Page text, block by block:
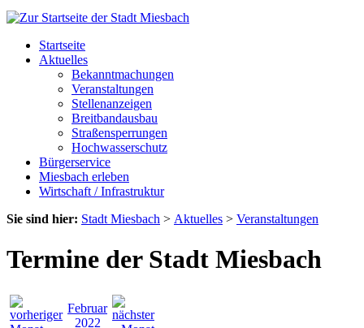
Startseite
Aktuelles
Bekanntmachungen
Veranstaltungen
Stellenanzeigen
Breitbandausbau
Straßensperrungen
Hochwasserschutz
Bürgerservice
Miesbach erleben
Wirtschaft / Infrastruktur
Sie sind hier: Stadt Miesbach > Aktuelles > Veranstaltungen
Termine der Stadt Miesbach
Februar
2022